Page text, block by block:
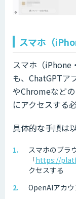
スマホ（
スマホ（iPhone
も、ChatGPTア
やChromeなど
にアクセスする
具体的な手順は
スマホのブラ
「https://
クセスする
OpenAIアカ